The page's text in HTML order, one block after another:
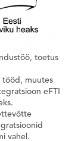
toetus
tööd, muutes
eFTI
vahel.